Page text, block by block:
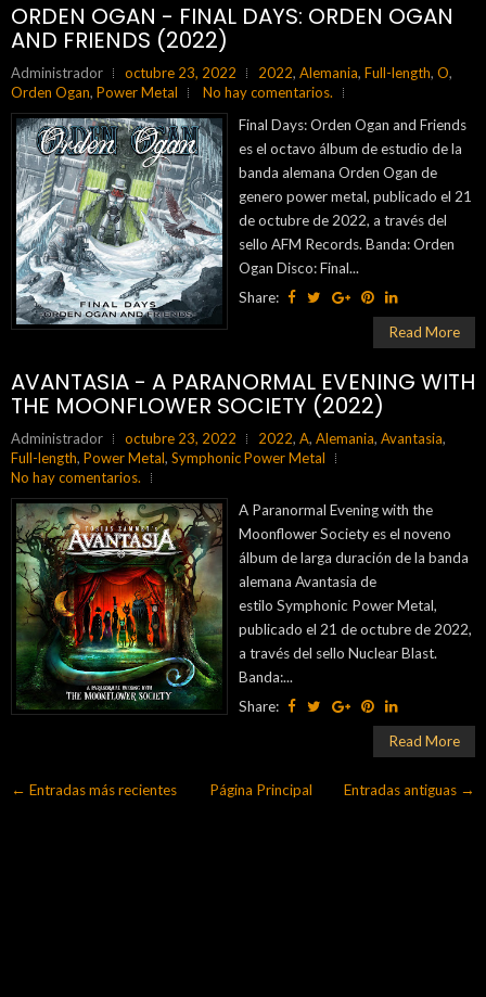
ORDEN OGAN - FINAL DAYS: ORDEN OGAN
AND FRIENDS (2022)
Administrador octubre 23, 2022 2022, Alemania, Full-length, O,
Orden Ogan, Power Metal
No hay comentarios.
Final Days: Orden Ogan and Friends
es el octavo álbum de estudio de la
banda alemana Orden Ogan de
genero power metal, publicado el 21
de octubre de 2022, a través del
sello AFM Records. Banda: Orden
Ogan Disco: Final...
Share:
Read More
AVANTASIA - A PARANORMAL EVENING WITH
THE MOONFLOWER SOCIETY (2022)
Administrador octubre 23, 2022 2022, A, Alemania, Avantasia,
Full-length, Power Metal, Symphonic Power Metal
No hay comentarios.
A Paranormal Evening with the
Moonflower Society es el noveno
álbum de larga duración de la banda
alemana Avantasia de
estilo Symphonic Power Metal,
publicado el 21 de octubre de 2022,
a través del sello Nuclear Blast.
Banda:...
Share:
Read More
← Entradas más recientes Entradas antiguas →
Página Principal